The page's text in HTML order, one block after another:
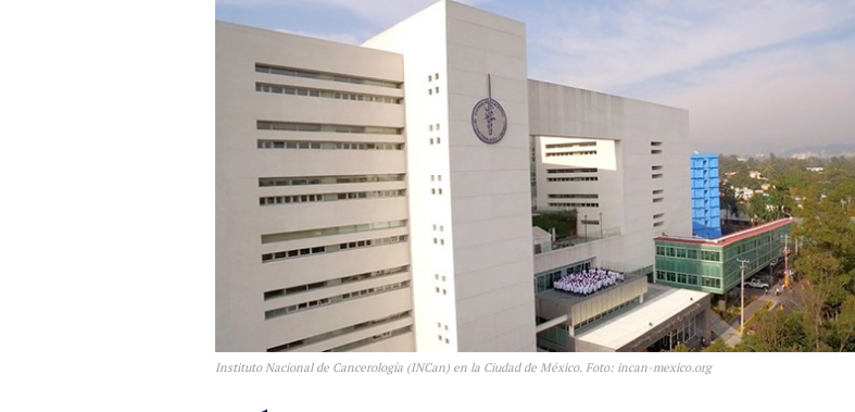
Instituto Nacional de Cancerología (INCan) en la Ciudad de México. Foto: incan-mexico.org